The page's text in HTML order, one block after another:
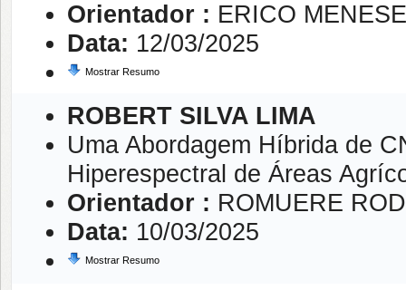
Orientador : ERICO
Data: 12/03/2025
Mostrar Resumo
ROBERT SILVA LIMA
Uma Abordagem Híbrida de
Hiperespectral de Áreas
Orientador : ROMUERE
Data: 10/03/2025
Mostrar Resumo